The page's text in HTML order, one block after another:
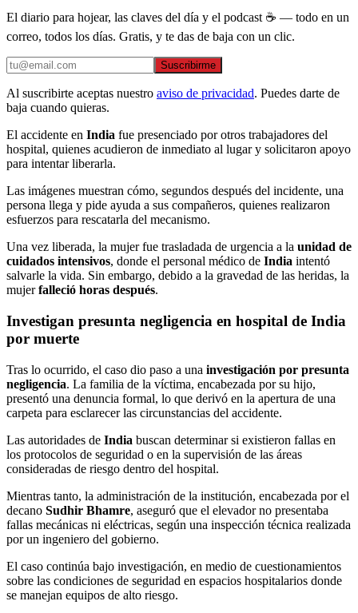
El diario para hojear, las claves del día y el podcast ☕ — todo en un
correo, todos los días. Gratis, y te das de baja con un clic.
Suscribirme
Al suscribirte aceptas nuestro aviso de privacidad. Puedes darte de
baja cuando quieras.
El accidente en India fue presenciado por otros trabajadores del
hospital, quienes acudieron de inmediato al lugar y solicitaron apoyo
para intentar liberarla.
Las imágenes muestran cómo, segundos después del incidente, una
persona llega y pide ayuda a sus compañeros, quienes realizaron
esfuerzos para rescatarla del mecanismo.
Una vez liberada, la mujer fue trasladada de urgencia a la unidad de
cuidados intensivos, donde el personal médico de India intentó
salvarle la vida. Sin embargo, debido a la gravedad de las heridas, la
mujerfalleció horas después.
Investigan presunta negligencia en hospital de India
por muerte
Tras lo ocurrido, el caso dio paso a una investigación por presunta
negligencia. La familia de la víctima, encabezada por su hijo,
presentó una denuncia formal, lo que derivó en la apertura de una
carpeta para esclarecer las circunstancias del accidente.
Las autoridades de India buscan determinar si existieron fallas en
los protocolos de seguridad o en la supervisión de las áreas
consideradas de riesgo dentro del hospital.
Mientras tanto, la administración de la institución, encabezada por el
decano Sudhir Bhamre, aseguró que el elevador no presentaba
fallas mecánicas ni eléctricas, según una inspección técnica realizada
por un ingeniero del gobierno.
El caso continúa bajo investigación, en medio de cuestionamientos
sobre las condiciones de seguridad en espacios hospitalarios donde
se manejan equipos de alto riesgo.